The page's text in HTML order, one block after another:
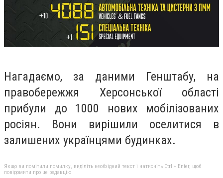
Нагадаємо, за даними Генштабу, на
правобережжя Херсонської області
прибули до 1000 нових мобілізованих
росіян. Вони вирішили оселитися в
залишених українцями будинках.
Якщо ви помітили помилку, виділіть необхідний текст і натисніть Ctrl + Enter, щоб
повідомити про це редакцію